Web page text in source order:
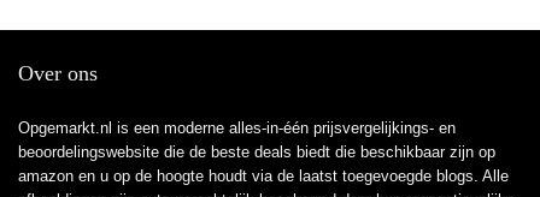
Over ons
Opgemarkt.nl is een moderne alles-in-één prijsvergelijkings- en
beoordelingswebsite die de beste deals biedt die beschikbaar zijn op
amazon en u op de hoogte houdt via de laatst toegevoegde blogs. Alle